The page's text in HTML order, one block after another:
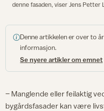
denne fasaden, viser Jens Petter
Denne artikkelen er over to
informasjon.
Se nyere artikler om emnet
– Manglende eller feilaktig
bygårdsfasader kan være